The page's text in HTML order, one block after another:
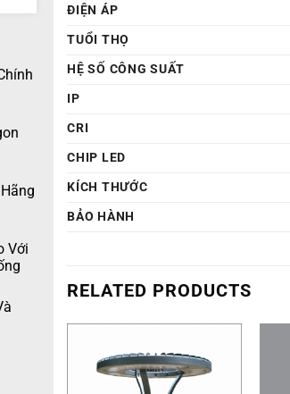
Với
ĐIỆN ÁP
TUỔI THỌ
HỆ SỐ CÔNG SUẤT
IP
CRI
CHIP LED
KÍCH THƯỚC
BẢO HÀNH
RELATED PRODUCTS